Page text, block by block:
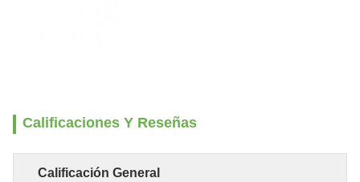
Calificaciones Y Reseñas
Calificación General